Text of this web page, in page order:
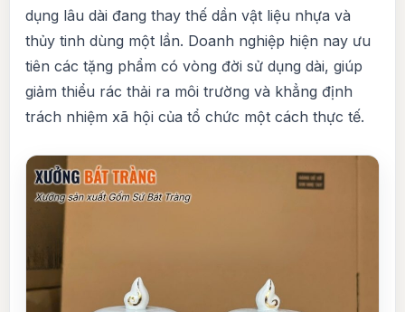
dụng lâu dài đang thay thế dần vật liệu nhựa và
thủy tinh dùng một lần. Doanh nghiệp hiện nay ưu
tiên các tặng phẩm có vòng đời sử dụng dài, giúp
giảm thiểu rác thải ra môi trường và khẳng định
trách nhiệm xã hội của tổ chức một cách thực tế.